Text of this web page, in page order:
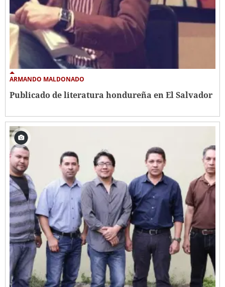
ARMANDO MALDONADO
Publicado de literatura hondureña en El Salvador